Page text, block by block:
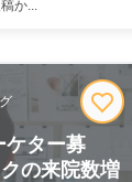
か...
ケター募
の来院数増